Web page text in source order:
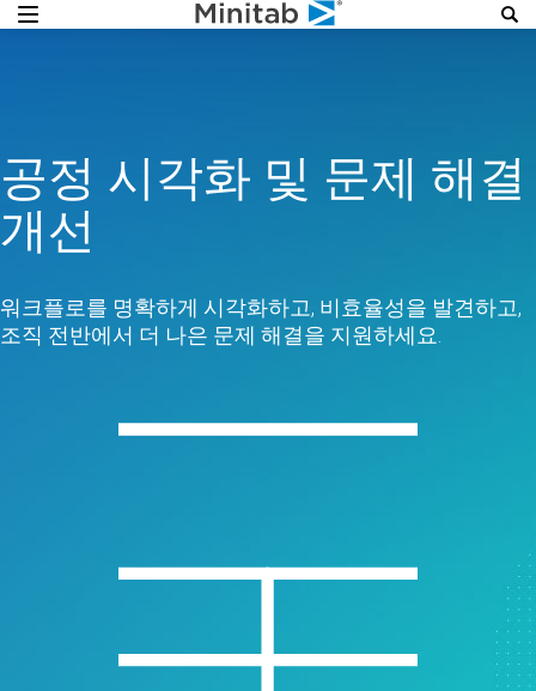
공정 시각화 및 문제 해결
개선
워크플로를 명확하게 시각화하고, 비효율성을 발견하고,
조직 전반에서 더 나은 문제 해결을 지원하세요.